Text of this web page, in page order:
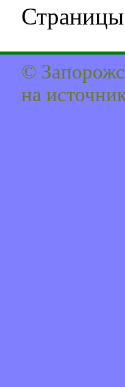
©
на